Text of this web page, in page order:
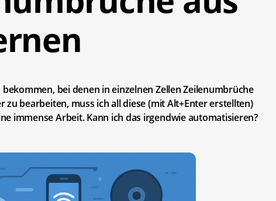
bei denen in einzelnen Zellen Zeilenumbrüche
bearbeiten, muss ich all diese (mit Alt+Enter erstellten)
immense Arbeit. Kann ich das irgendwie automatisieren?